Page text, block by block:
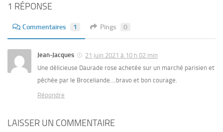
1 RÉPONSE
Commentaires 1 Pings 0
Jean-Jacques
21 juin 2021 à 10 h 02 min
Une délicieuse Daurade rose achetée sur un marché parisien et
pêchée par le Broceliande….bravo et bon courage.
Répondre
LAISSER UN COMMENTAIRE